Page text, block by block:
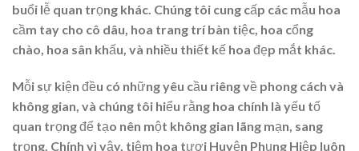
buổi lễ quan trọng khác. Chúng tôi cung cấp các mẫu hoa
cầm tay cho cô dâu, hoa trang trí bàn tiệc, hoa cổng
chào, hoa sân khấu, và nhiều thiết kế hoa đẹp mắt khác.
Mỗi sự kiện đều có những yêu cầu riêng về phong cách và
không gian, và chúng tôi hiểu rằng hoa chính là yếu tố
quan trọng để tạo nên một không gian lãng mạn, sang
trọng. Chính vì vậy, tiệm hoa tươi Huyện Phụng Hiệp luôn